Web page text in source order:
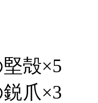
殻×5
爪×3